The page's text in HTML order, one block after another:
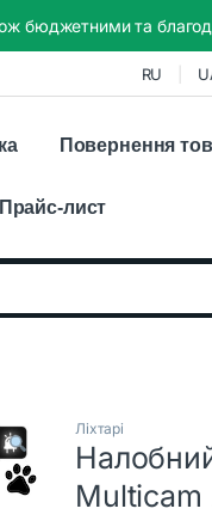
RU
Повернення
Прайс-лист
Ліхтарі
Multicam
бюджетними та